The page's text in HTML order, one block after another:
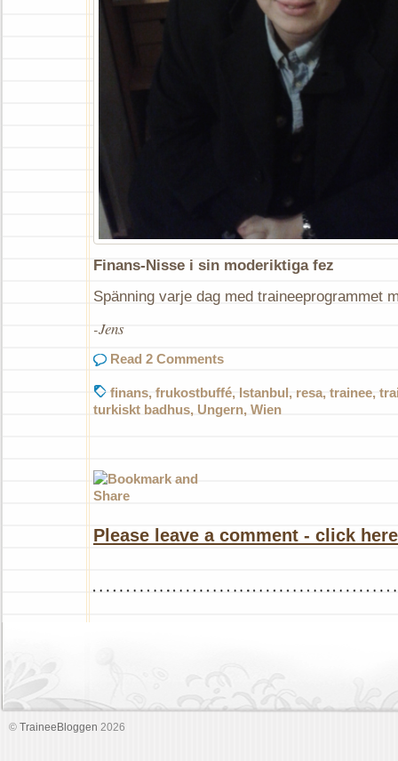
Finans-Nisse i sin moderiktiga fez
Spänning varje dag med traineeprogrammet
-Jens
Read 2 Comments
finans, frukostbuffé, Istanbul, resa, trainee,
turkiskt badhus, Ungern, Wien
Please leave a comment - click
© TraineeBloggen 2026